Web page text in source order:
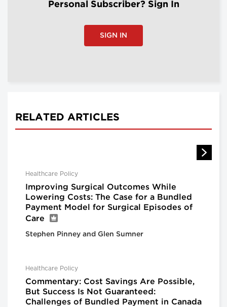
Personal Subscriber? Sign In
SIGN IN
RELATED ARTICLES
Healthcare Policy
Improving Surgical Outcomes While
Lowering Costs: The Case for a Bundled
Payment Model for Surgical Episodes of
Care
Stephen Pinney and Glen Sumner
Healthcare Policy
Commentary: Cost Savings Are Possible,
But Success Is Not Guaranteed:
Challenges of Bundled Payment in Canada